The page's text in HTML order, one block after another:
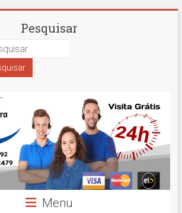
Pesquisar
Menu